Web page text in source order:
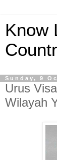
Know
Sunday, 9
Urus
Wilayah